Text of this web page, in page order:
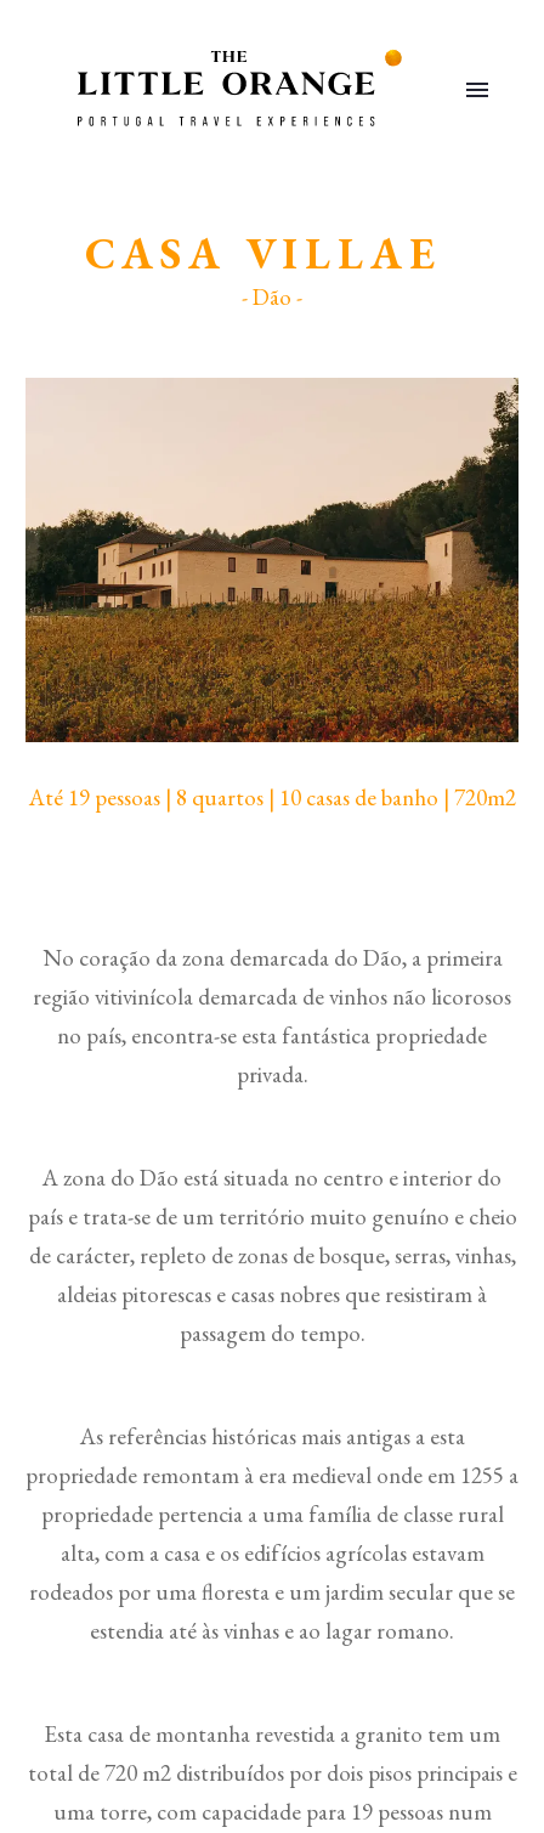
CASA VILLAE
- Dão -
Até 19 pessoas | 8 quartos | 10 casas de banho | 720m2
No coração da zona demarcada do Dão, a primeira
região vitivinícola demarcada de vinhos não licorosos
no país, encontra-se esta fantástica propriedade
privada.
A zona do Dão está situada no centro e interior do
país e trata-se de um território muito genuíno e cheio
de carácter, repleto de zonas de bosque, serras, vinhas,
aldeias pitorescas e casas nobres que resistiram à
passagem do tempo.
As referências históricas mais antigas a esta
propriedade remontam à era medieval onde em 1255 a
propriedade pertencia a uma família de classe rural
alta, com a casa e os edifícios agrícolas estavam
rodeados por uma floresta e um jardim secular que se
estendia até às vinhas e ao lagar romano.
Esta casa de montanha revestida a granito tem um
total de 720 m2 distribuídos por dois pisos principais e
uma torre, com capacidade para 19 pessoas num